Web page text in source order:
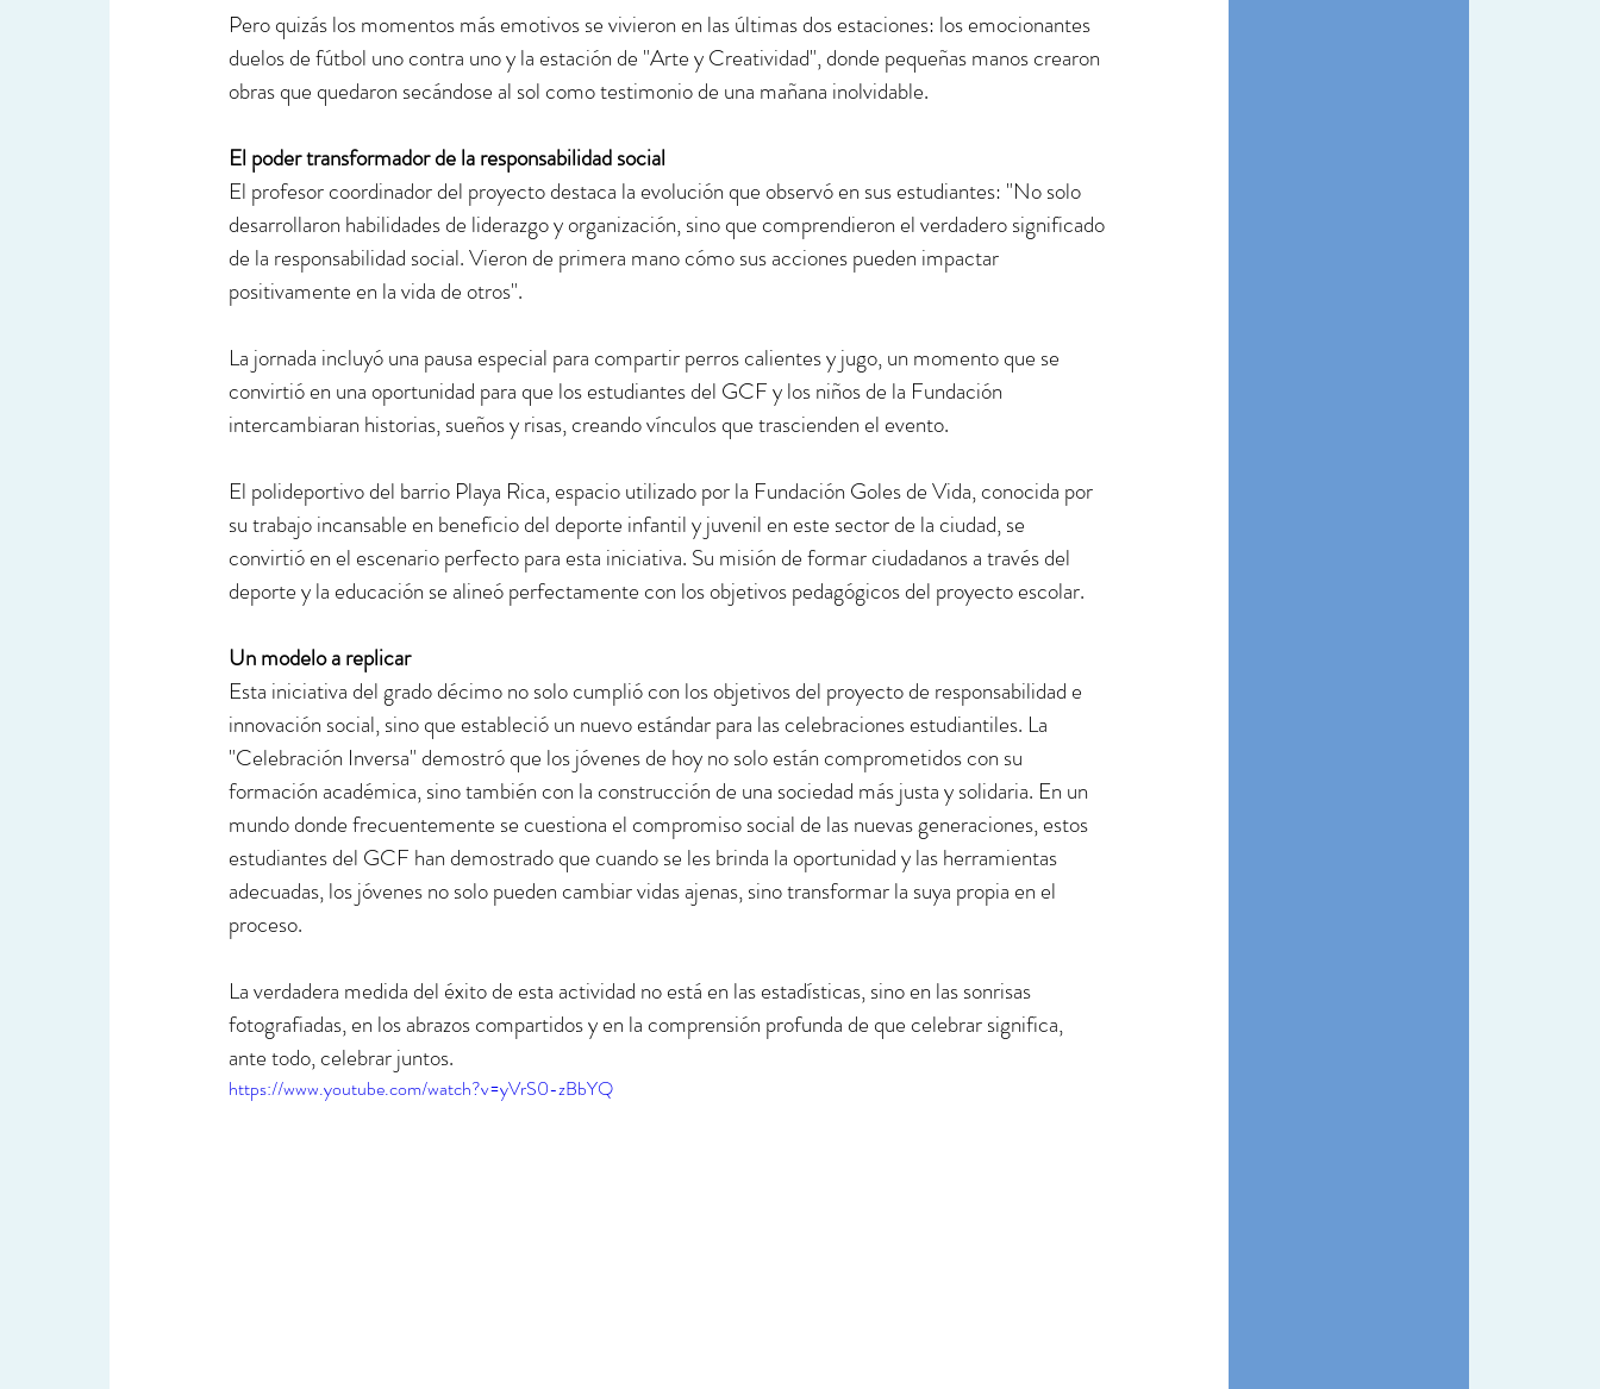
Pero quizás los momentos más emotivos se vivieron en las últimas dos estaciones: los emocionantes
duelos de fútbol uno contra uno y la estación de "Arte y Creatividad", donde pequeñas manos crearon
obras que quedaron secándose al sol como testimonio de una mañana inolvidable.
El poder transformador de la responsabilidad social
El profesor coordinador del proyecto destaca la evolución que observó en sus estudiantes: "No solo
desarrollaron habilidades de liderazgo y organización, sino que comprendieron el verdadero significado
de la responsabilidad social. Vieron de primera mano cómo sus acciones pueden impactar
positivamente en la vida de otros".
La jornada incluyó una pausa especial para compartir perros calientes y jugo, un momento que se
convirtió en una oportunidad para que los estudiantes del GCF y los niños de la Fundación
intercambiaran historias, sueños y risas, creando vínculos que trascienden el evento.
El polideportivo del barrio Playa Rica, espacio utilizado por la Fundación Goles de Vida, conocida por
su trabajo incansable en beneficio del deporte infantil y juvenil en este sector de la ciudad, se
convirtió en el escenario perfecto para esta iniciativa. Su misión de formar ciudadanos a través del
deporte y la educación se alineó perfectamente con los objetivos pedagógicos del proyecto escolar.
Un modelo a replicar
Esta iniciativa del grado décimo no solo cumplió con los objetivos del proyecto de responsabilidad e
innovación social, sino que estableció un nuevo estándar para las celebraciones estudiantiles. La
"Celebración Inversa" demostró que los jóvenes de hoy no solo están comprometidos con su
formación académica, sino también con la construcción de una sociedad más justa y solidaria. En un
mundo donde frecuentemente se cuestiona el compromiso social de las nuevas generaciones, estos
estudiantes del GCF han demostrado que cuando se les brinda la oportunidad y las herramientas
adecuadas, los jóvenes no solo pueden cambiar vidas ajenas, sino transformar la suya propia en el
proceso.
La verdadera medida del éxito de esta actividad no está en las estadísticas, sino en las sonrisas
fotografiadas, en los abrazos compartidos y en la comprensión profunda de que celebrar significa,
ante todo, celebrar juntos.
https://www.youtube.com/watch?v=yVrS0-zBbYQ